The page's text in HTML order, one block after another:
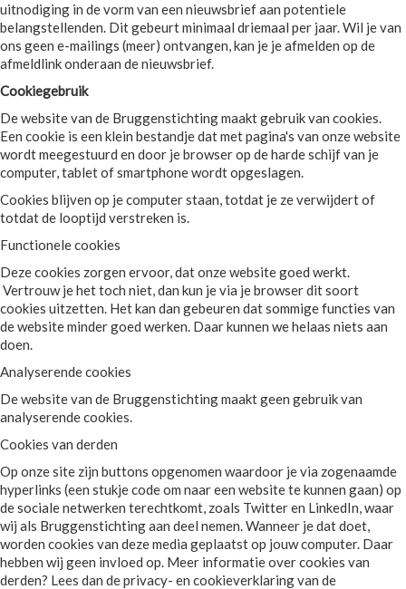
uitnodiging in de vorm van een nieuwsbrief aan potentiele
belangstellenden. Dit gebeurt minimaal driemaal per jaar. Wil je van
ons geen e-mailings (meer) ontvangen, kan je je afmelden op de
afmeldlink onderaan de nieuwsbrief.
Cookiegebruik
De website van de Bruggenstichting maakt gebruik van cookies.
Een cookie is een klein bestandje dat met pagina's van onze website
wordt meegestuurd en door je browser op de harde schijf van je
computer, tablet of smartphone wordt opgeslagen.
Cookies blijven op je computer staan, totdat je ze verwijdert of
totdat de looptijd verstreken is.
Functionele cookies
Deze cookies zorgen ervoor, dat onze website goed werkt.
Vertrouw je het toch niet, dan kun je via je browser dit soort
cookies uitzetten. Het kan dan gebeuren dat sommige functies van
de website minder goed werken. Daar kunnen we helaas niets aan
doen.
Analyserende cookies
De website van de Bruggenstichting maakt geen gebruik van
analyserende cookies.
Cookies van derden
Op onze site zijn buttons opgenomen waardoor je via zogenaamde
hyperlinks (een stukje code om naar een website te kunnen gaan) op
de sociale netwerken terechtkomt, zoals Twitter en LinkedIn, waar
wij als Bruggenstichting aan deel nemen. Wanneer je dat doet,
worden cookies van deze media geplaatst op jouw computer. Daar
hebben wij geen invloed op. Meer informatie over cookies van
derden? Lees dan de privacy- en cookieverklaring van de